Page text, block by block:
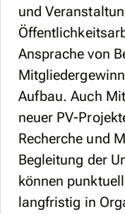
und
Ansprache von
Aufbau. Auch
neuer PV-
Recherche und
Begleitung der
können
langfristig in